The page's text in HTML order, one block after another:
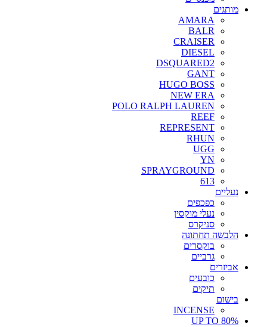
מותגים
AMARA
BALR
CRAISER
DIESEL
DSQUARED2
GANT
HUGO BOSS
NEW ERA
POLO RALPH LAUREN
REEF
REPRESENT
RHUN
UGG
YN
SPRAYGROUND
613
נעליים
כפכפים
נעלי מוקסין
סניקרס
הלבשה תחתונה
בוקסרים
גרביים
אביזרים
כובעים
תיקים
בישום
INCENSE
UP TO 80%